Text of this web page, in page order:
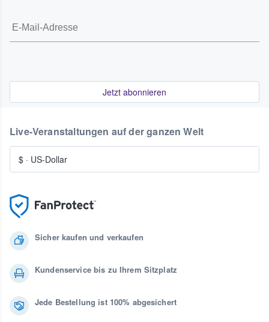
Jetzt abonnieren
Sicher kaufen und verkaufen
Kundenservice bis zu Ihrem Sitzplatz
Jede Bestellung ist 100% abgesichert
Live-Veranstaltungen auf der ganzen Welt
$ · US-Dollar